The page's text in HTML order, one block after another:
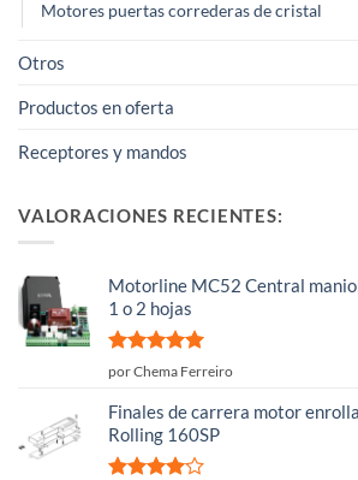
Motores puertas correderas de cristal
Otros
Productos en oferta
Receptores y mandos
VALORACIONES RECIENTES:
Motorline MC52 Central
1 o 2 hojas
Valorado
por Chema Ferreiro
Finales de carrera motor
Rolling 160SP